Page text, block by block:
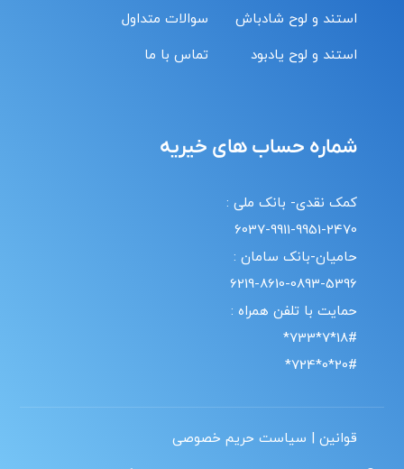
استند و لوح شادباش
استند و لوح یادبود
سوالات متداول
تماس با ما
شماره حساب های خیریه
کمک نقدی- بانک ملی :
6037-9911-9951-2470
حامیان-بانک سامان :
6219-8610-0893-5396
حمایت با تلفن همراه :
18#*7*733*
20#*0*724*
قوانین | سیاست حریم خصوصی